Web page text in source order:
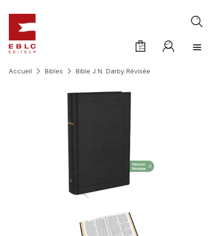
Accueil Bibles Bible J.N. Darby Révisée